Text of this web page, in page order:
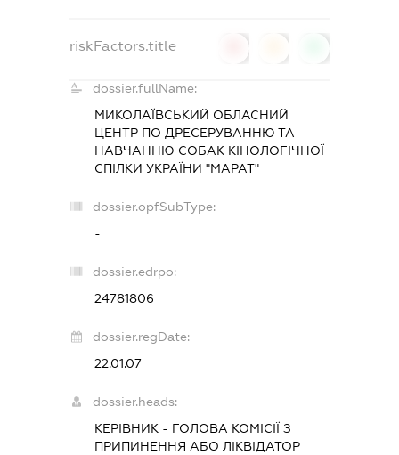
riskFactors.title
dossier.fullName:
МИКОЛАЇВСЬКИЙ ОБЛАСНИЙ
ЦЕНТР ПО ДРЕСЕРУВАННЮ ТА
НАВЧАННЮ СОБАК КІНОЛОГІЧНОЇ
СПІЛКИ УКРАЇНИ "МАРАТ"
dossier.opfSubType:
-
dossier.edrpo:
24781806
dossier.regDate:
22.01.07
dossier.heads:
КЕРІВНИК - ГОЛОВА КОМІСІЇ З
ПРИПИНЕННЯ АБО ЛІКВІДАТОР